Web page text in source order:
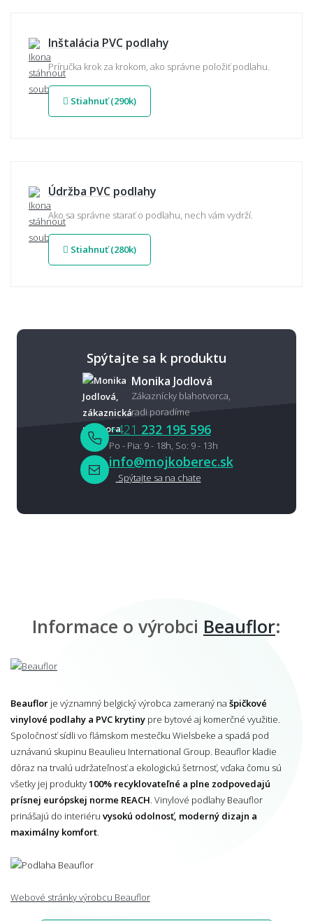
Inštalácia PVC podlahy
Príručka krok za krokom, ako správne položiť podlahu.
Stiahnuť (290k)
Údržba PVC podlahy
Ako sa správne starať o podlahu, nech vám vydrží.
Stiahnuť (280k)
Spýtajte sa k produktu
Monika Jodlová
Zákaznícky blahotvorca,
radi poradíme
+421 232 195 596
Po - Pia: 9 - 18h, So: 9 - 13h
info@mojkoberec.sk
Spýtajte sa na chate
Informace o výrobci Beauflor:
Beauflor je významný belgický výrobca zameraný na špičkové
vinylové podlahy a PVC krytiny pre bytové aj komerčné využitie.
Spoločnosť sídli vo flámskom mestečku Wielsbeke a spadá pod
uznávanú skupinu Beaulieu International Group. Beauflor kladie
dôraz na trvalú udržateľnosť a ekologickú šetrnosť, vďaka čomu sú
všetky jej produkty100% recyklovateľné a plne zodpovedajú
prísnej európskej norme REACH . Vinylové podlahy Beauflor
prinášajú do interiéru vysokú odolnosť, moderný dizajn a
maximálny komfort
Webové stránky výrobcu Beauflor